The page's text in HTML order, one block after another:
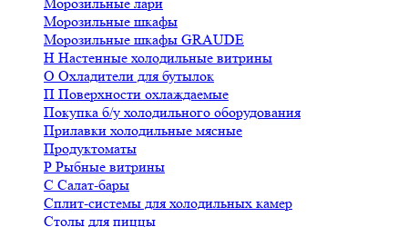
Морозильные шкафы
Морозильные шкафы GRAUDE
Н Настенные холодильные витрины
О Охладители для бутылок
П Поверхности охлаждаемые
Покупка б/у холодильного оборудования
Прилавки холодильные мясные
Продуктоматы
Р Рыбные витрины
С Салат-бары
Сплит-системы для холодильных камер
Столы для пиццы